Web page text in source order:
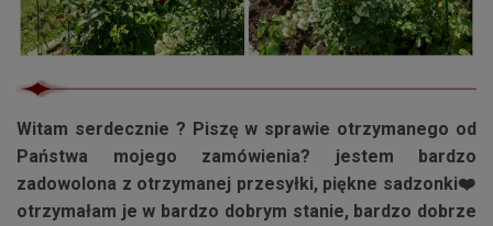
Witam serdecznie ? Piszę w sprawie otrzymanego od
Państwa mojego zamówienia? jestem bardzo
zadowolona z otrzymanej przesyłki, piękne sadzonki❤️
otrzymałam je w bardzo dobrym stanie, bardzo dobrze